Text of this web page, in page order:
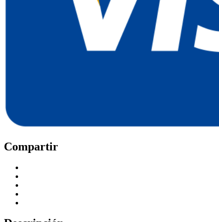
Compartir